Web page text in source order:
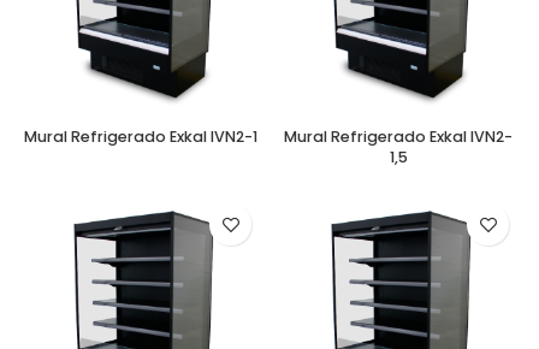
Mural Refrigerado Exkal IVN2-1
Mural Refrigerado Exkal IVN2-
1,5